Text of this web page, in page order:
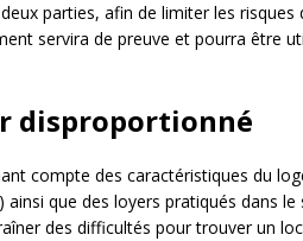
parties, afin de limiter les risques
servira de preuve et pourra être
disproportionné
compte des caractéristiques du
ainsi que des loyers pratiqués dans
des difficultés pour trouver un